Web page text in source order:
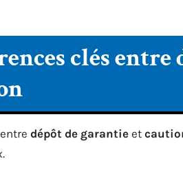
clés entre
dépôt de garantie et